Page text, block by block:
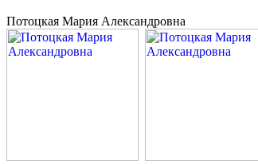
Потоцкая Мария Александровна